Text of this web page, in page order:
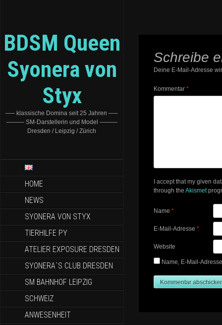
BDSM Queen
Syonera von
Styx
—– klassische Domina seit 25 Jahren —–
——— SM-Darstellerin und Model ———
Dresden / Leipzig / Zürich
HOME
NEWS
SYONERA VON STYX
TIERHILFE PY
ATELIER EXPOSURE DRESDEN
SYONERA`S CLUB DRESDEN
SM BAHNHOF LEIPZIG
SCHWEIZ
ANWESENHEIT
Schreibe
Deine E-Mail-Adresse
Kommentar *
I accept that my given
through the Akismet
Name *
E-Mail-Adresse *
Website
Name, E-Mail-